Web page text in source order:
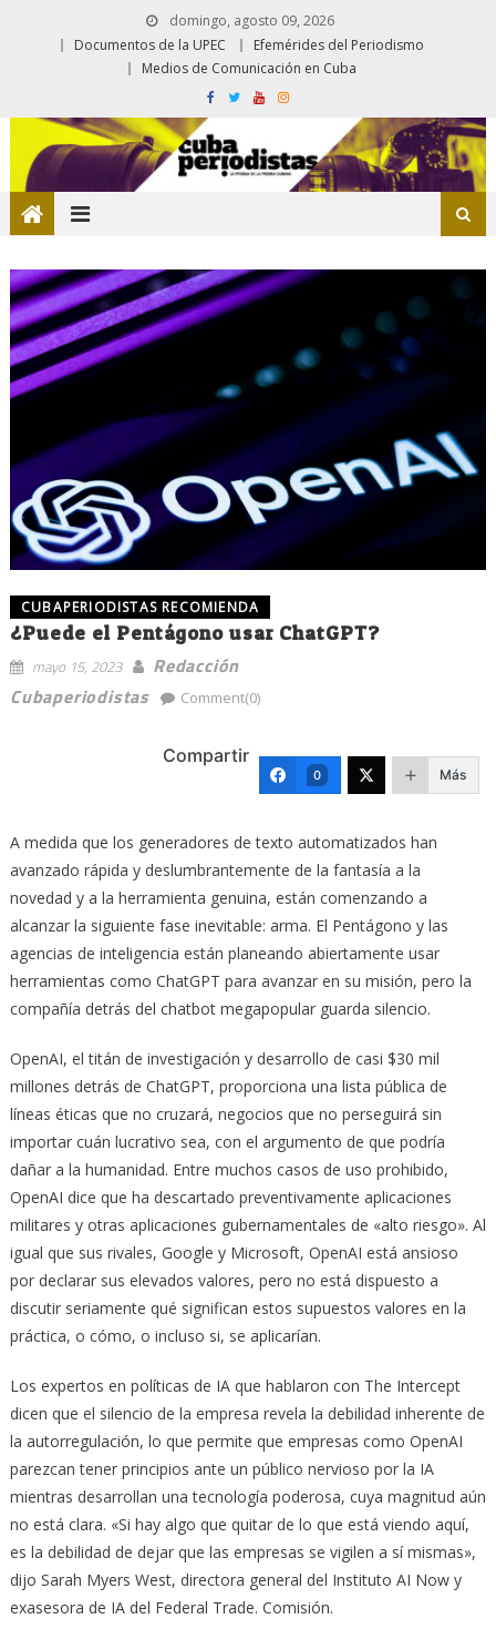
domingo, agosto 09, 2026
Documentos de la UPEC
Efemérides del Periodismo
Medios de Comunicación en Cuba
CUBAPERIODISTAS RECOMIENDA
¿Puede el Pentágono usar ChatGPT?
mayo 15, 2023
Redacción
Cubaperiodistas
Comment(0)
Compartir
0 Más
A medida que los generadores de texto automatizados han
avanzado rápida y deslumbrantemente de la fantasía a la
novedad y a la herramienta genuina, están comenzando a
alcanzar la siguiente fase inevitable: arma. El Pentágono y las
agencias de inteligencia están planeando abiertamente usar
herramientas como ChatGPT para avanzar en su misión, pero la
compañía detrás del chatbot megapopular guarda silencio.
OpenAI, el titán de investigación y desarrollo de casi $30 mil
millones detrás de ChatGPT, proporciona una lista pública de
líneas éticas que no cruzará, negocios que no perseguirá sin
importar cuán lucrativo sea, con el argumento de que podría
dañar a la humanidad. Entre muchos casos de uso prohibido,
OpenAI dice que ha descartado preventivamente aplicaciones
militares y otras aplicaciones gubernamentales de «alto riesgo». Al
igual que sus rivales, Google y Microsoft, OpenAI está ansioso
por declarar sus elevados valores, pero no está dispuesto a
discutir seriamente qué significan estos supuestos valores en la
práctica, o cómo, o incluso si, se aplicarían.
Los expertos en políticas de IA que hablaron con The Intercept
dicen que el silencio de la empresa revela la debilidad inherente de
la autorregulación, lo que permite que empresas como OpenAI
parezcan tener principios ante un público nervioso por la IA
mientras desarrollan una tecnología poderosa, cuya magnitud aún
no está clara. «Si hay algo que quitar de lo que está viendo aquí,
es la debilidad de dejar que las empresas se vigilen a sí mismas»,
dijo Sarah Myers West, directora general del Instituto AI Now y
exasesora de IA del Federal Trade. Comisión.